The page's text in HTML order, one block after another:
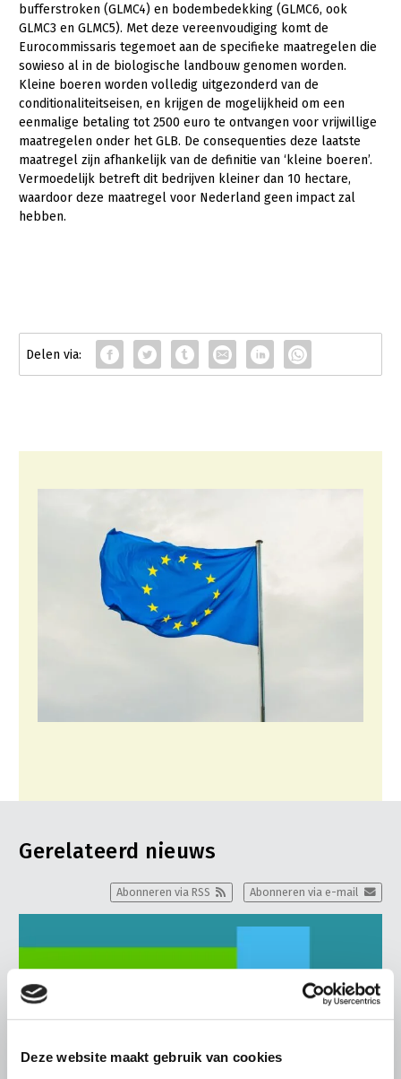
Deze website maakt gebruik van cookies
bufferstroken (GLMC4) en bodembedekking (GLMC6, ook
GLMC3 en GLMC5). Met deze vereenvoudiging komt de
Eurocommissaris tegemoet aan de specifieke maatregelen die
sowieso al in de biologische landbouw genomen worden.
Kleine boeren worden volledig uitgezonderd van de
conditionaliteitseisen, en krijgen de mogelijkheid om een
eenmalige betaling tot 2500 euro te ontvangen voor vrijwillige
maatregelen onder het GLB. De consequenties deze laatste
maatregel zijn afhankelijk van de definitie van ‘kleine boeren’.
Vermoedelijk betreft dit bedrijven kleiner dan 10 hectare,
waardoor deze maatregel voor Nederland geen impact zal
hebben.
Gerelateerd nieuws
Abonneren via e-mail
Abonneren via RSS